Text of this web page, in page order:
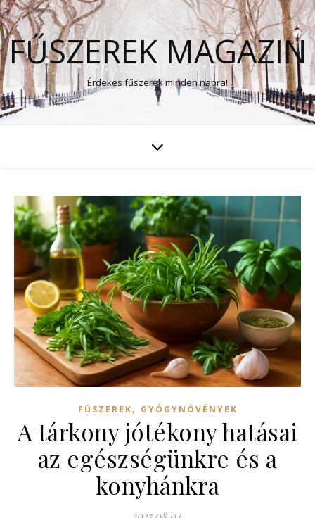
FŰSZEREK MAGAZIN
Érdekes fűszerek minden napra!
FŰSZEREK, GYÓGYNÖVÉNYEK
A tárkony jótékony hatásai
az egészségünkre és a
konyhánkra